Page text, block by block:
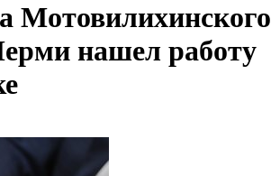
Мотовилихинского
нашел работу